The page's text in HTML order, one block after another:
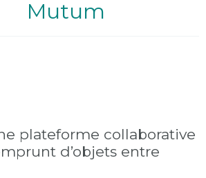
Mutum
plateforme collaborative
d’objets entre